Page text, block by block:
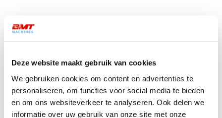
Deze website maakt gebruik van cookies
We gebruiken cookies om content en advertenties te
personaliseren, om functies voor social media te bieden
en om ons websiteverkeer te analyseren. Ook delen we
informatie over uw gebruik van onze site met onze